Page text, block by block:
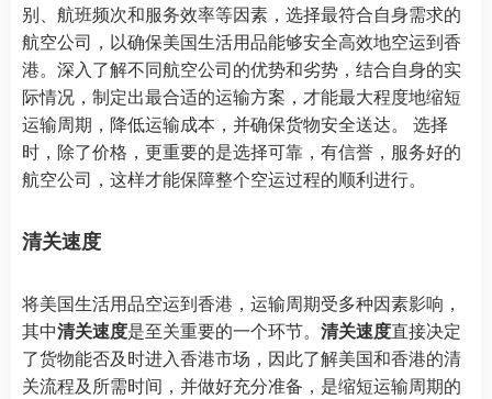
别、航班频次和服务效率等因素，选择最符合自身需求的
航空公司，以确保美国生活用品能够安全高效地空运到香
港。深入了解不同航空公司的优势和劣势，结合自身的实
际情况，制定出最合适的运输方案，才能最大程度地缩短
运输周期，降低运输成本，并确保货物安全送达。 选择
时，除了价格，更重要的是选择可靠，有信誉，服务好的
航空公司，这样才能保障整个空运过程的顺利进行。
清关速度
将美国生活用品空运到香港，运输周期受多种因素影响，
其中清关速度是至关重要的一个环节。 清关速度直接决定
了货物能否及时进入香港市场，因此了解美国和香港的清
关流程及所需时间，并做好充分准备，是缩短运输周期的